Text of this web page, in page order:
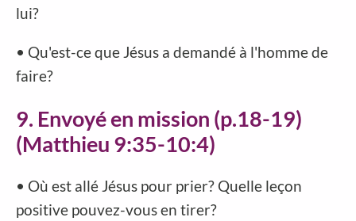
lui?
• Qu'est-ce que Jésus a demandé à l'homme de
faire?
9. Envoyé en mission (p.18-19)
(Matthieu 9:35-10:4)
• Où est allé Jésus pour prier? Quelle leçon
positive pouvez-vous en tirer?